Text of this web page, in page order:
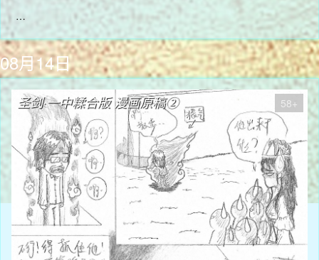
…
08月14日
圣剑·一中糅合版 漫画原稿② 58+